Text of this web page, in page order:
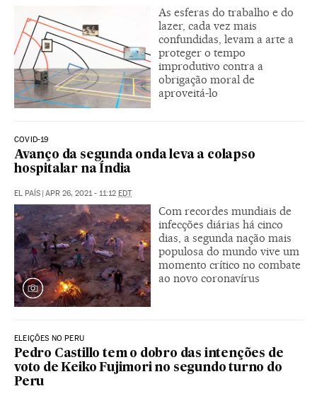
As esferas do trabalho e do
lazer, cada vez mais
confundidas, levam a arte a
proteger o tempo
improdutivo contra a
obrigação moral de
aproveitá-lo
COVID-19
Avanço da segunda onda leva a colapso
hospitalar na Índia
EL PAÍS | APR 26, 2021 - 11:12 EDT
Com recordes mundiais de
infecções diárias há cinco
dias, a segunda nação mais
populosa do mundo vive um
momento crítico no combate
ao novo coronavírus
ELEIÇÕES NO PERU
Pedro Castillo tem o dobro das intenções de
voto de Keiko Fujimori no segundo turno do
Peru